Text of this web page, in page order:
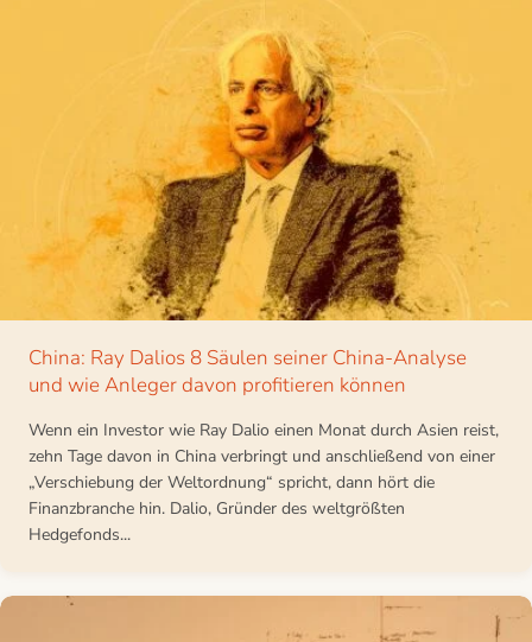
China: Ray Dalios 8 Säulen seiner China-Analyse
und wie Anleger davon profitieren können
Wenn ein Investor wie Ray Dalio einen Monat durch Asien reist,
zehn Tage davon in China verbringt und anschließend von einer
„Verschiebung der Weltordnung“ spricht, dann hört die
Finanzbranche hin. Dalio, Gründer des weltgrößten
Hedgefonds...